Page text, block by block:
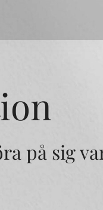
på sig